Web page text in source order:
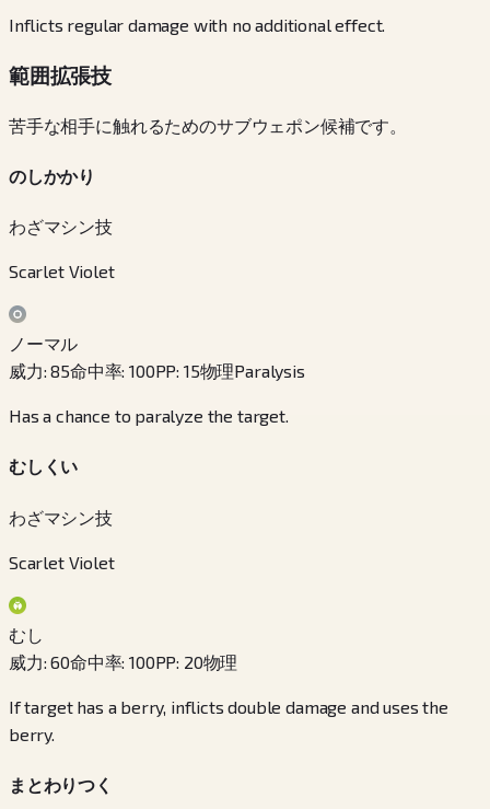
Inflicts regular damage with no additional effect.
範囲拡張技
苦手な相手に触れるためのサブウェポン候補です。
のしかかり
わざマシン技
Scarlet Violet
ノーマル
威力:85命中率:100PP: 15物理Paralysis
Has a chance to paralyze the target.
むしくい
わざマシン技
Scarlet Violet
むし
威力:60命中率:100PP: 20物理
If target has a berry, inflicts double damage and uses the
berry.
まとわりつく